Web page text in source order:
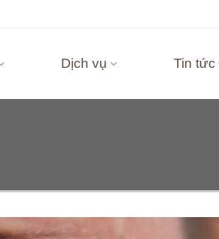
Dịch vụ Tin tức